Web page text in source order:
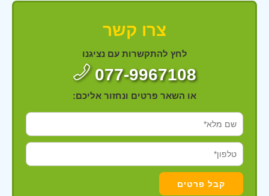
צרו קשר
לחץ להתקשרות עם נציגנו
077-9967108
או השאר פרטים ונחזור אליכם: